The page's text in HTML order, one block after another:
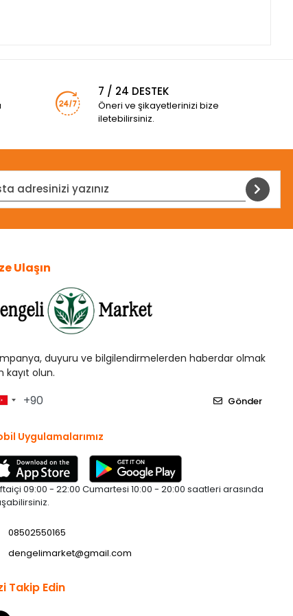
7 / 24 DESTEK
Öneri ve şikayetlerinizi bize
iletebilirsiniz.
Ulaşın
duyuru ve bilgilendirmelerden haberdar olmak
kayıt olun.
Gönder
Uygulamalarımız
09:00 - 22:00 Cumartesi 10:00 - 20:00 saatleri arasında
08502550165
dengelimarket@gmail.com
Takip Edin